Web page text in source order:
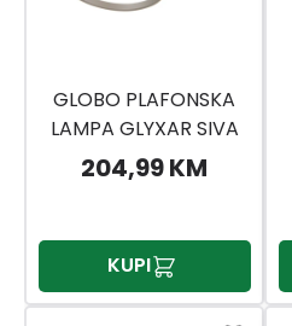
GLOBO PLAFONSKA
LAMPA GLYXAR SIVA
204,99 KM
KUPI